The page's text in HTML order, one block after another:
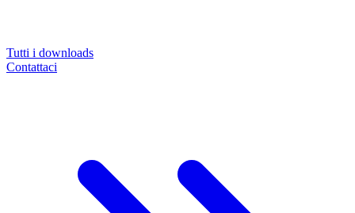
Tutti i downloads
Contattaci